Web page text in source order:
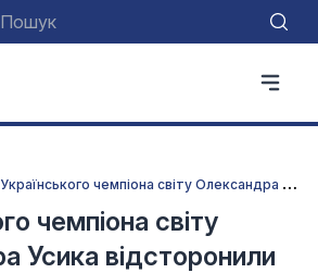
У
країнського чемпіона світу Олександра Усика відсторонили від боксу: що відбувається
чемпіона світу
Усика відсторонили